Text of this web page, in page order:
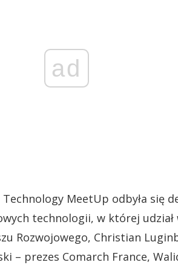
ad
MeetUp odbyła się
technologii, w której
Rozwojowego, Christian
– prezes Comarch France,